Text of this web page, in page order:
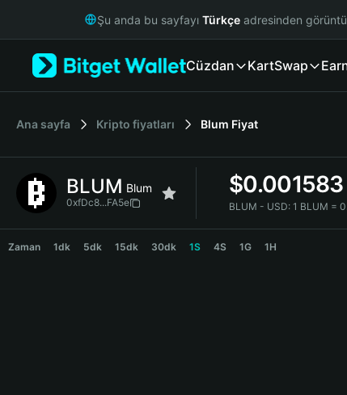
Русский
Italiano
简体中文
繁體中文
Bahasa Indonesia
Şu anda bu sayfayı Türkçe adresinden
Cüzdan KartSwap
Ana sayfa Kripto fiyatları Blum Fiyat
BLUM Blum
0xfDc8...FA5e
$0.001583
BLUM - USD: 1 BLUM =
Zaman 1dk 5dk 15dk 30dk 1S 4S 1G 1H